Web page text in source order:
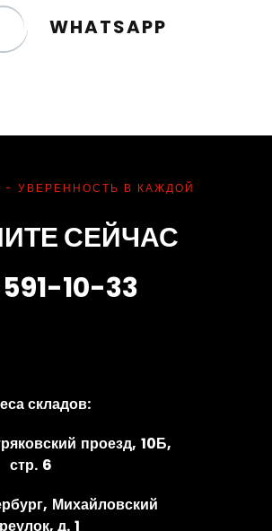
WHATSAPP
- УВЕРЕННОСТЬ В КАЖДОЙ
СЕЙЧАС
10-33
складов:
проезд, 10Б,
стр. 6
Михайловский
д. 1